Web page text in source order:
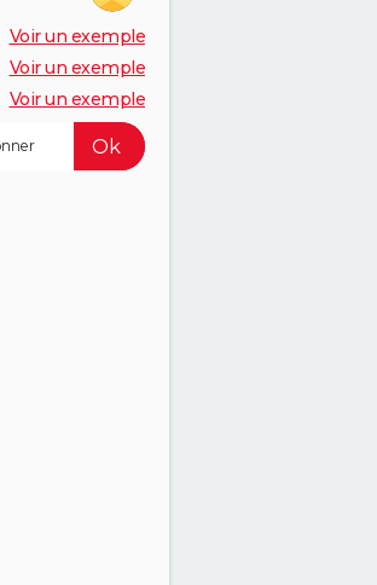
Voir un exemple
Voir un exemple
Voir un exemple